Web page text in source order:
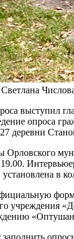
выступил
опроса
деревни
Орловского
в
учреждения